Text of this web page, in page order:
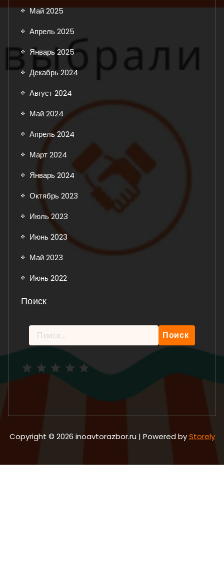
Май 2025
Апрель 2025
Январь 2025
Декабрь 2024
Август 2024
Май 2024
Апрель 2024
Март 2024
Январь 2024
Октябрь 2023
Июль 2023
Июнь 2023
Май 2023
Июнь 2022
Поиск
Найти:
Copyright © 2026 inoavtorazbor.ru | Powered byStorely